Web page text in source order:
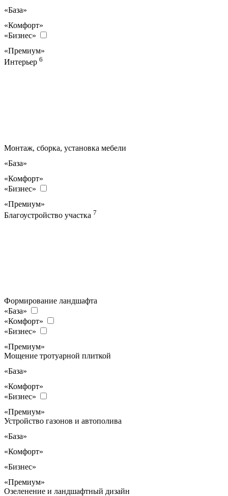
«База»
«Комфорт»
«Бизнес»
«Премиум»
Интерьер 6
Монтаж, сборка, установка мебели
«База»
«Комфорт»
«Бизнес»
«Премиум»
Благоустройство участка 7
Формирование ландшафта
«База»
«Комфорт»
«Бизнес»
«Премиум»
Мощение тротуарной плиткой
«База»
«Комфорт»
«Бизнес»
«Премиум»
Устройство газонов и автополива
«База»
«Комфорт»
«Бизнес»
«Премиум»
Озеленение и ландшафтный дизайн